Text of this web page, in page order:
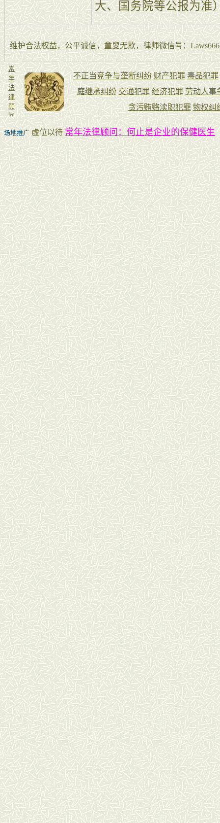
大、国务院等公报为准
维护合法权益，公平诚信，童叟无欺，律师微信号：
场地推广虚位以待常年法律顾问：何止是企业的保健医生